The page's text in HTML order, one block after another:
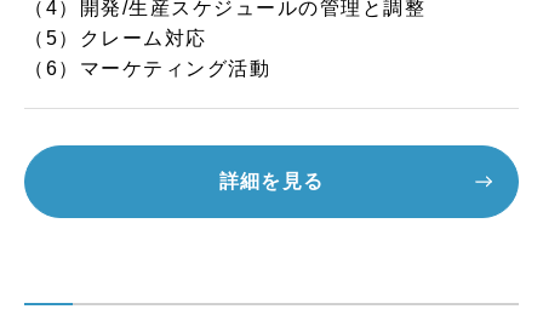
（4）開発/生産スケジュールの管理と調整
（5）クレーム対応
（6）マーケティング活動
詳細を見る